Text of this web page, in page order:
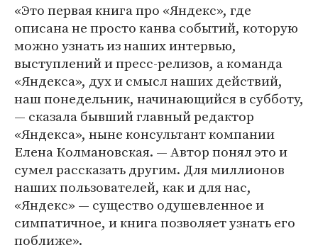
«Это первая книга про «Яндекс», где
описана не просто канва событий, которую
можно узнать из наших интервью,
выступлений и пресс-релизов, а команда
«Яндекса», дух и смысл наших действий,
наш понедельник, начинающийся в субботу,
— сказала бывший главный редактор
«Яндекса», ныне консультант компании
Елена Колмановская. — Автор понял это и
сумел рассказать другим. Для миллионов
наших пользователей, как и для нас,
«Яндекс» — существо одушевленное и
симпатичное, и книга позволяет узнать его
поближе».